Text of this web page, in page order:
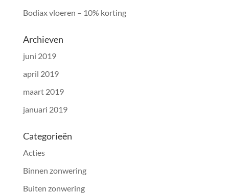
Bodiax vloeren – 10% korting
Archieven
juni 2019
april 2019
maart 2019
januari 2019
Categorieën
Acties
Binnen zonwering
Buiten zonwering